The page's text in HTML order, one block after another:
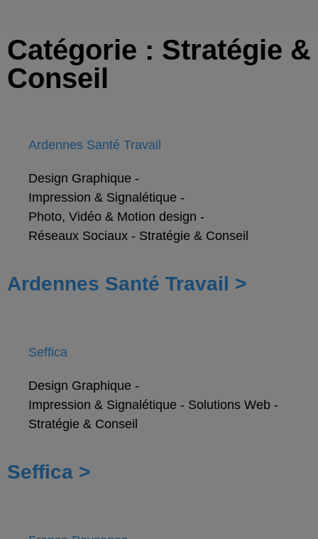
Catégorie : Stratégie &
Conseil
Ardennes Santé Travail
Design Graphique -
Impression & Signalétique -
Photo, Vidéo & Motion design -
Réseaux Sociaux - Stratégie & Conseil
Ardennes Santé Travail >
Seffica
Design Graphique -
Impression & Signalétique - Solutions Web -
Stratégie & Conseil
Seffica >